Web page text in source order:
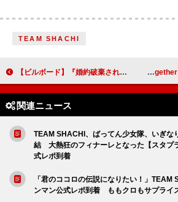
TEAM SHACHI
【ビルボード】『婚約破棄されたりされなかったりですが、不幸令嬢になりました。～ざまぁしなくても幸せです～ アンソロジーコミック』が “Hot Shot Books”首位 MUCC、摩天楼オ
関連ニュース
TEAM SHACHI、ばってん少女隊、いぎな
結 大熱狂のフィナーレとなった【スタプ
式レポ到着
「君のココロの伝説になりたい！」TEAM
ンマン公式レポ到着 ももクロもサプライ